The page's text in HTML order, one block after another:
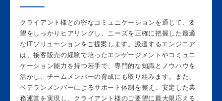
クライアント様との密なコミュニケーションを通じて、要
望をしっかりヒアリングし、ニーズを正確に把握した最適
なITソリューションをご提案します。派遣するエンジニア
は、接客販売の経験で培ったエンゲージメントやコミュニ
ケーション能力を持つ若手で、専門的な知識とノウハウを
活かし、チームメンバーの育成にも取り組みます。また、
ベテランメンバーによるサポート体制を整え、安定した業
務運営を実現し、クライアント様のご要望に最大限応える